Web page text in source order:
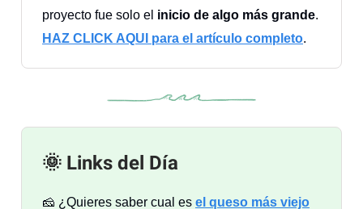
proyecto fue solo el inicio de algo más grande.
HAZ CLICK AQUI para el artículo completo.
🌞 Links del Día
🧀 ¿Quieres saber cual es el queso más viejo